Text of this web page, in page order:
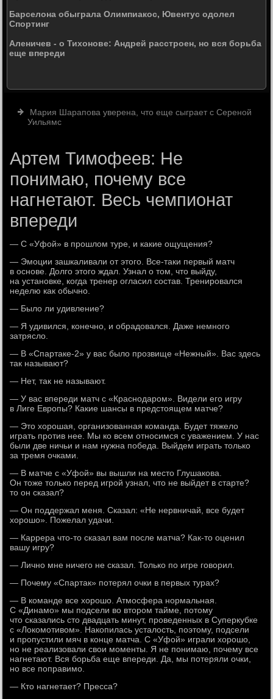
Барселона обыграла Олимпиакос, Ювентус одолел
Спортинг
Аленичев - о Тихонове: Андрей расстроен, но вся борьба
еще впереди
Мария Шарапова уверена, что еще сыграет с Сереной
Уильямс
Артем Тимофеев: Не
понимаю, почему все
нагнетают. Весь чемпионат
впереди
— С «Уфой» в прошлом туре, и какие ощущения?
— Эмоции зашкаливали от этого. Все-таки первый матч
в основе. Долго этого ждал. Узнал о том, что выйду,
на установке, когда тренер огласил состав. Тренировался
неделю как обычно.
— Было ли удивление?
— Я удивился, конечно, и обрадовался. Даже немного
затрясло.
— В «Спартаке-2» у вас было прозвище «Нежный». Вас здесь
так называют?
— Нет, так не называют.
— У вас впереди матч с «Краснодаром». Видели его игру
в Лиге Европы? Какие шансы в предстоящем матче?
— Это хорошая, организованная команда. Будет тяжело
играть против нее. Мы ко всем относимся с уважением. У нас
были две ничьи и нам нужна победа. Выйдем играть только
за тремя очками.
— В матче с «Уфой» вы вышли на место Глушакова.
Он тоже только перед игрой узнал, что не выйдет в старте?
то он сказал?
— Он поддержал меня. Сказал: «Не нервничай, все будет
хорошо». Пожелал удачи.
— Каррера что-то сказал вам после матча? Как-то оценил
вашу игру?
— Лично мне ничего не сказал. Только по игре говорил.
— Почему «Спартак» потерял очки в первых турах?
— В команде все хорошо. Атмосфера нормальная.
С «Динамо» мы подсели во втором тайме, потому
что сказались сто двадцать минут, проведенных в Суперкубке
с «Локомотивом». Накопилась усталость, поэтому, подсели
и пропустили мяч в конце матча. С «Уфой» играли хорошо,
но не реализовали свои моменты. Я не понимаю, почему все
нагнетают. Вся борьба еще впереди. Да, мы потеряли очки,
но все поправимо.
— Кто нагнетает? Пресса?